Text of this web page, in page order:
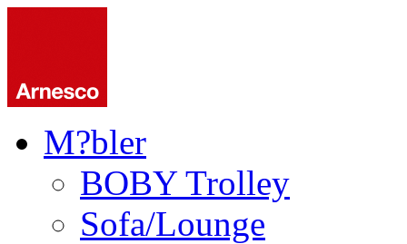
M?bler
BOBY Trolley
Sofa/Lounge